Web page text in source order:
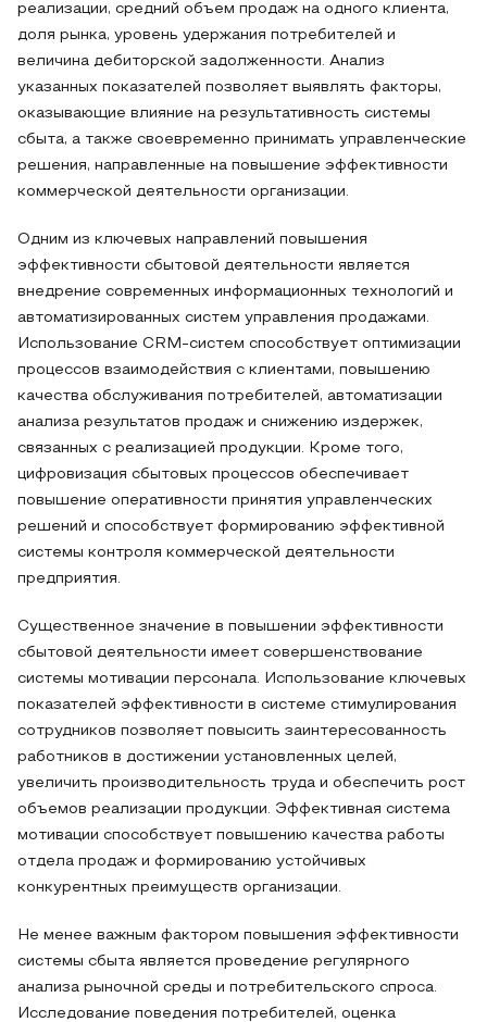
реализации, средний объем продаж на одного клиента,
доля рынка, уровень удержания потребителей и
величина дебиторской задолженности. Анализ
указанных показателей позволяет выявлять факторы,
оказывающие влияние на результативность системы
сбыта, а также своевременно принимать управленческие
решения, направленные на повышение эффективности
коммерческой деятельности организации.
Одним из ключевых направлений повышения
эффективности сбытовой деятельности является
внедрение современных информационных технологий и
автоматизированных систем управления продажами.
Использование CRM-систем способствует оптимизации
процессов взаимодействия с клиентами, повышению
качества обслуживания потребителей, автоматизации
анализа результатов продаж и снижению издержек,
связанных с реализацией продукции. Кроме того,
цифровизация сбытовых процессов обеспечивает
повышение оперативности принятия управленческих
решений и способствует формированию эффективной
системы контроля коммерческой деятельности
предприятия.
Существенное значение в повышении эффективности
сбытовой деятельности имеет совершенствование
системы мотивации персонала. Использование ключевых
показателей эффективности в системе стимулирования
сотрудников позволяет повысить заинтересованность
работников в достижении установленных целей,
увеличить производительность труда и обеспечить рост
объемов реализации продукции. Эффективная система
мотивации способствует повышению качества работы
отдела продаж и формированию устойчивых
конкурентных преимуществ организации.
Не менее важным фактором повышения эффективности
системы сбыта является проведение регулярного
анализа рыночной среды и потребительского спроса.
Исследование поведения потребителей, оценка